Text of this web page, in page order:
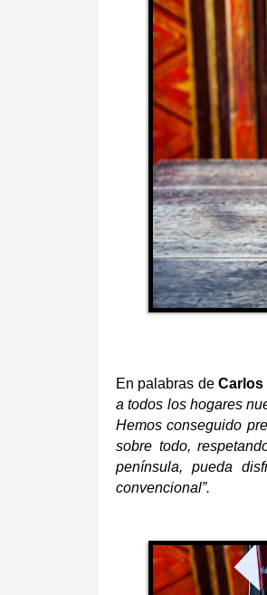
En palabras deCarlos
a todos los hogares
Hemos conseguido
sobre todo,
península, pueda
convencional”.